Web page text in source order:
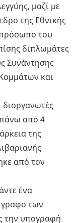
μαζί με
της Εθνικής
του
διπλωμάτες
Συνάντησης
και
διοργανωτές
από 4
της
από τον
ένα
των
την υπογραφή